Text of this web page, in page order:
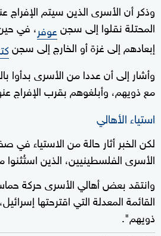
وذكر أن الأسرى الذين سيتم الإفراج
المحتلة نقلوا إلى سجنعوفر، في
إبعادهم إلى غزة أو الخارج إلى سجن
وأشار إلى أن عددا من الأسرى بدأوا
مع ذويهم، وأبلغوهم بقرب الإفراج
استياء الأهالي
لكن الخبر أثار حالة من الاستياء
الأسرى الفلسطينيين، الذين استُثنوا
وانتقد بعض أهالي الأسرى حركة
القائمة المعدلة التي اقترحتها
ذويهم".